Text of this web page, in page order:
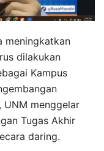
meningkatkan
dilakukan
Kampus
UNM menggelar
Tugas Akhir
daring.